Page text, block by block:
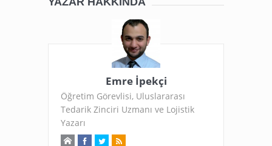
Emre İpekçi
Öğretim Görevlisi, Uluslararası
Tedarik Zinciri Uzmanı ve Lojistik
Yazarı